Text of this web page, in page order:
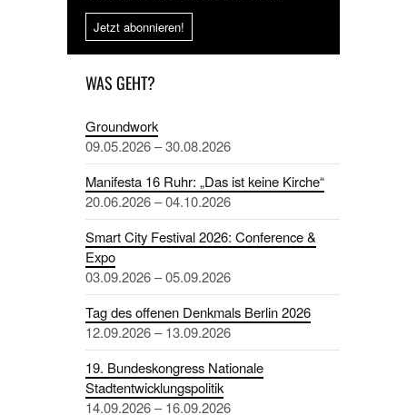
Jetzt abonnieren!
WAS GEHT?
Groundwork
09.05.2026 – 30.08.2026
Manifesta 16 Ruhr: „Das ist keine Kirche“
20.06.2026 – 04.10.2026
Smart City Festival 2026: Conference &
Expo
03.09.2026 – 05.09.2026
Tag des offenen Denkmals Berlin 2026
12.09.2026 – 13.09.2026
19. Bundeskongress Nationale
Stadtentwicklungspolitik
14.09.2026 – 16.09.2026